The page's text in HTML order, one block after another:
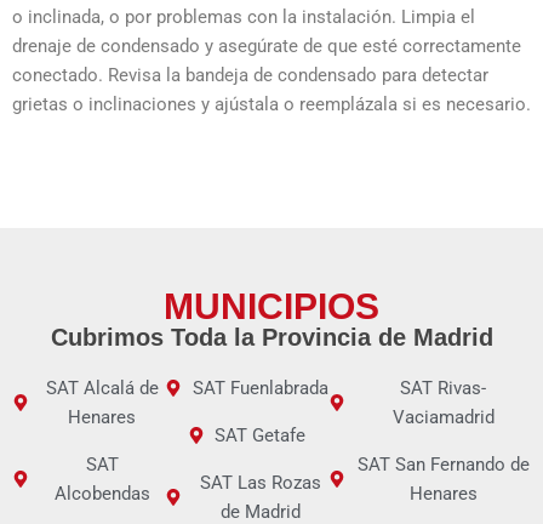
o inclinada, o por problemas con la instalación. Limpia el
drenaje de condensado y asegúrate de que esté correctamente
conectado. Revisa la bandeja de condensado para detectar
grietas o inclinaciones y ajústala o reemplázala si es necesario.
MUNICIPIOS
Cubrimos Toda la Provincia de Madrid
SAT Alcalá de
Henares
SAT
Alcobendas
SAT Fuenlabrada
SAT Getafe
SAT Las Rozas
de Madrid
SAT Rivas-
Vaciamadrid
SAT San Fernando de
Henares